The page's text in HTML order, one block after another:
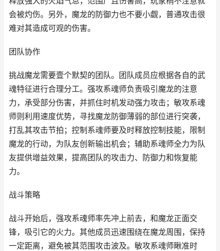
会被灼伤。另外，魔龙的防御力也不要小觑，普通攻击很
难对其造成可观的伤害。
团队协作
挑战魔龙需要壹个默契的团队。团队成员应根据各自的武
魂特征进行合理分工。强攻系魂师负责吸引魔龙的注意
力，承受部分伤害，并抓住时机发动强力攻击；敏攻系魂
师则利用速度优势，寻找魔龙防御薄弱的部位进行突袭，
打乱其攻击节拍；控制系魂师要及时释放控制技能，限制
魔龙的行动，为队友创新输出机会；辅助系魂师全力为队
友提供增益效果，提高团队的攻击力、防御力和恢复能
力。
战斗策略
战斗开始后，强攻系魂师率先冲上前去，和魔龙正面交
锋，吸引它的火力。其他成员迅速围绕在魔龙周围，保持
一定距离，避免被其范围攻击波及。敏攻系魂师瞅准时